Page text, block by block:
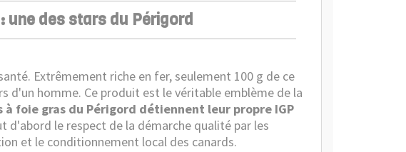
une des stars du Périgord
Extrêmement riche en fer, seulement 100 g de ce
d'un homme. Ce produit est le véritable emblème de la
à foie gras du Périgord détiennent leur propre IGP
le respect de la démarche qualité par les
et le conditionnement local des canards.